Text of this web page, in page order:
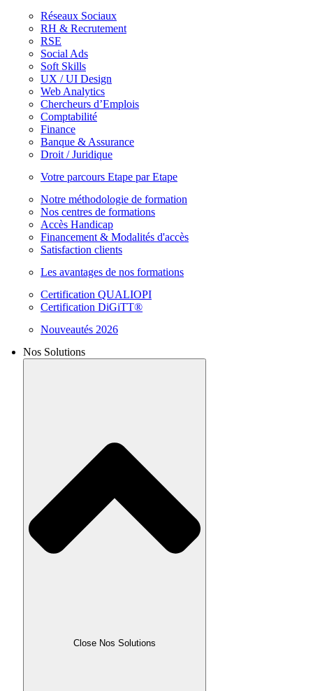
Réseaux Sociaux
RH & Recrutement
RSE
Social Ads
Soft Skills
UX / UI Design
Web Analytics
Chercheurs d’Emplois
Comptabilité
Finance
Banque & Assurance
Droit / Juridique
Votre parcours Etape par Etape
Notre méthodologie de formation
Nos centres de formations
Accès Handicap
Financement & Modalités d'accès
Satisfaction clients
Les avantages de nos formations
Certification QUALIOPI
Certification DiGiTT®
Nouveautés 2026
Nos Solutions
Close Nos Solutions